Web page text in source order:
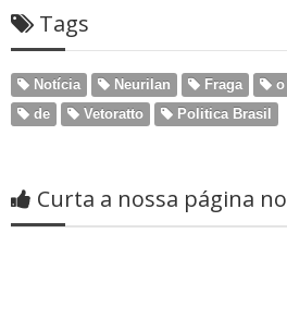
Tags
Notícia Neurilan Fraga o
de
Vetoratto Politica Brasil
Curta a nossa página no